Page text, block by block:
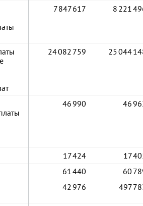
7 847 617 8 221
24 082 759 25 044
46 990 46
17 424
17
61 440
60
42 976
497